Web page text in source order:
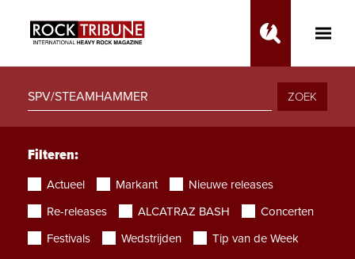
Toggle
ZOEK
Filteren:
Actueel Markant
Nieuwe releases
Re-releases
ALCATRAZ BASH
Concerten
Festivals
Wedstrijden Tip van de Week